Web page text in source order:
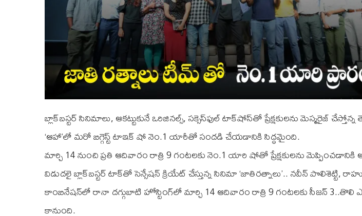
బ్లాక్‌బస్టర్‌ సినిమాలు, ఆకట్టుకునే ఒరిజినల్స్‌, సక్సెస్‌ఫుల్‌ టాక్‌షోస్‌తో ప్రేక్షకులను మెస్మరైజ్‌
‘ఆహా’లో మ‌రో బిగ్గెస్ట్ టాఇక్‌ షో నెం.1 యారీతో సంద‌డి చేయ‌డానికి సిద్ధ‌మైంది.
మార్చి 14 నుంచి ప్రతి ఆదివారం రాత్రి 9 గంటలకు నెం.1 యారి షోతో ప్రేక్షకులను
విడుదలై బ్లాక్‌బస్టర్‌ టాక్‌తో సెన్సేషన్‌ క్రియేట్‌ చేస్తున్న సినిమా ‘జాతిరత్నాలు’.. నవీన్‌ పొలిశెట్టి,
కాంబినేషన్‌లో రానా దగ్గుబాటి హోస్టింగ్‌లో మార్చి 14 ఆదివారం రాత్రి 9 గంటలకు సీజన్‌ 3..తొలి
కానుంది.